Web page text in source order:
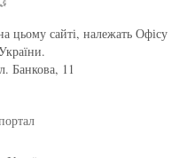
цьому сайті, належать Офісу
Банкова, 11